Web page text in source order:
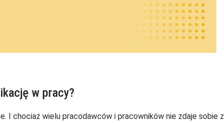
w pracy?
I chociaż wielu pracodawców i pracowników nie zdaje sobie z